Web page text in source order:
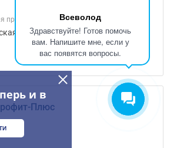
Всеволод
Здравствуйте! Готов помочь
вам. Напишите мне, если у
вас появятся вопросы.
продажа ООО Шанс.
область ИНН: 5532005707
О компании
Плюс
и в